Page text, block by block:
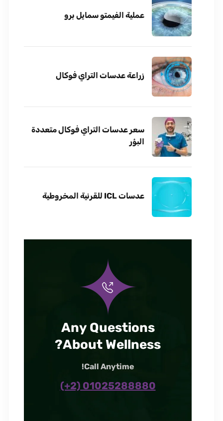
عملية الفيمتو سمايل برو
زراعة عدسات التراي فوكال
سعر عدسات التراي فوكال متعددة
البؤر
عدسات ICL للقرنية المخروطية
Any Questions
About Wellness?
Call Anytime!
(+2) 01025288880